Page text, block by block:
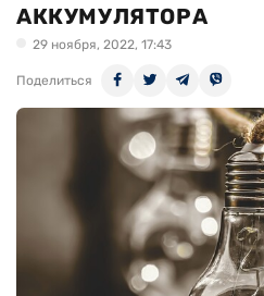
АККУМУЛЯТОРА
29 ноября, 2022, 17:43
Поделиться